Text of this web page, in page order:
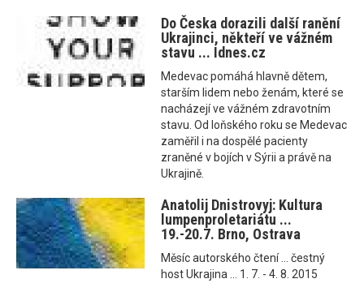
Do Česka dorazili další ranění
Ukrajinci, někteří ve vážném
stavu ... Idnes.cz
Medevac pomáhá hlavně dětem,
starším lidem nebo ženám, které se
nacházejí ve vážném zdravotním
stavu. Od loňského roku se Medevac
zaměřil i na dospělé pacienty
zraněné v bojích v Sýrii a právě na
Ukrajině.
Anatolij Dnistrovyj: Kultura
lumpenproletariátu ...
19.-20.7. Brno, Ostrava
Měsíc autorského čtení ... čestný
host Ukrajina ... 1. 7. - 4. 8. 2015